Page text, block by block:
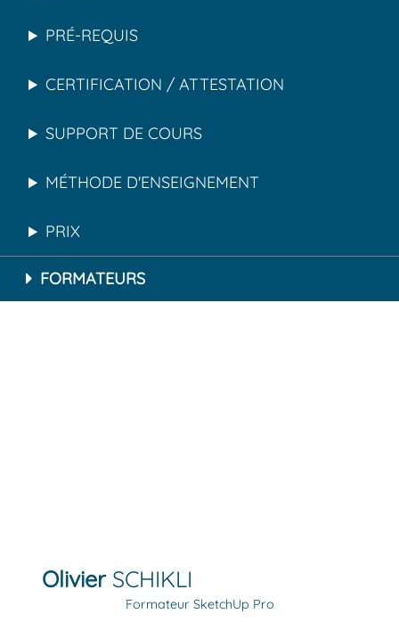
PRÉ-REQUIS
CERTIFICATION / ATTESTATION
SUPPORT DE COURS
MÉTHODE D'ENSEIGNEMENT
PRIX
FORMATEURS
OlivierSCHIKLI
Formateur SketchUp Pro